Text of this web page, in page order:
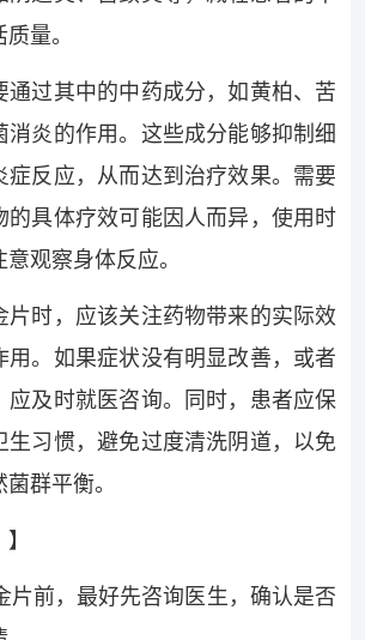
量。
通过其中的中药成分，如黄柏、苦
消炎的作用。这些成分能够抑制细
症反应，从而达到治疗效果。需要
的具体疗效可能因人而异，使用时
观察身体反应。
片时，应该关注药物带来的实际效
用。如果症状没有明显改善，或者
应及时就医咨询。同时，患者应保
生习惯，避免过度清洗阴道，以免
群平衡。
片前，最好先咨询医生，确认是否